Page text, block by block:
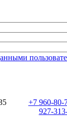
+7 960-80-
927-